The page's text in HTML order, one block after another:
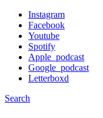
Instagram
Facebook
Youtube
Spotify
Apple_podcast
Google_podcast
Letterboxd
Search